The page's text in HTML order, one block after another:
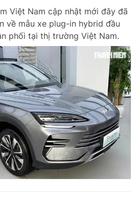
Việt Nam cập nhật mới đây đã
về mẫu xe plug-in hybrid đầu
phối tại thị trường Việt Nam.